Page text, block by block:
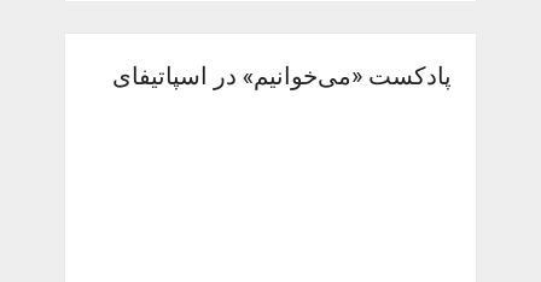
پادکست «می‌خوانیم» در اسپاتیفای